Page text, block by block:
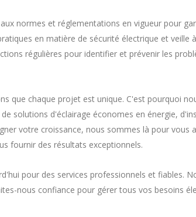
normes et réglementations en vigueur pour
en matière de sécurité électrique et
régulières pour identifier et prévenir les
que chaque projet est unique. C'est pourquoi
solutions d'éclairage économes en énergie,
votre croissance, nous sommes là pour vous
fournir des résultats exceptionnels.
pour des services professionnels et fiables.
nous confiance pour gérer tous vos besoins